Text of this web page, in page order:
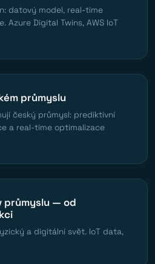
datový model, real-time
Azure Digital Twins, AWS IoT
průmyslu
český průmysl: prediktivní
a real-time optimalizace
průmyslu — od
a digitální svět. IoT data,